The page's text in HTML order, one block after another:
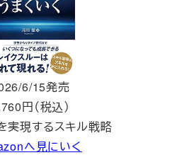
6/15発売
円（税込）
実現するスキル戦略
へ見にいく